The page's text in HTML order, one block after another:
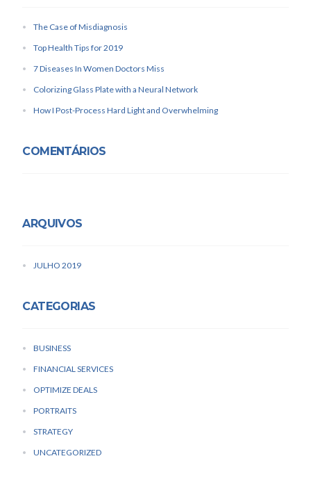
The Case of Misdiagnosis
Top Health Tips for 2019
7 Diseases In Women Doctors Miss
Colorizing Glass Plate with a Neural Network
How I Post-Process Hard Light and Overwhelming
COMENTÁRIOS
ARQUIVOS
JULHO 2019
CATEGORIAS
BUSINESS
FINANCIAL SERVICES
OPTIMIZE DEALS
PORTRAITS
STRATEGY
UNCATEGORIZED